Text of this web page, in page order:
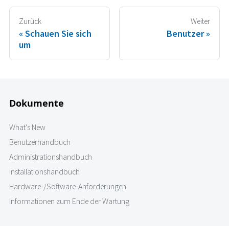
Zurück
Schauen Sie sich
um
Weiter
Benutzer
Dokumente
What's New
Benutzerhandbuch
Administrationshandbuch
Installationshandbuch
Hardware-/Software-Anforderungen
Informationen zum Ende der Wartung